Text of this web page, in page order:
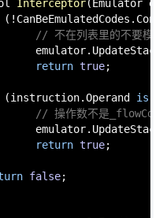
Interceptor(Emulator
// 不在列表里的不要模
return true;
(instruction.Operand is
// 操作数不是
return true;
false;